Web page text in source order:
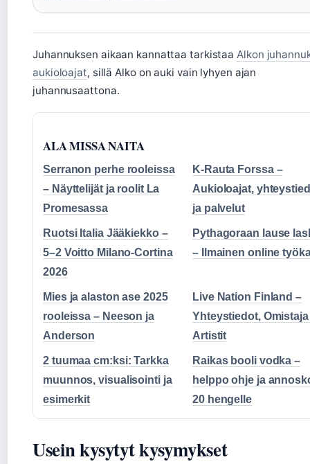
Juhannuksen aikaan kannattaa tarkistaaAlkon
aukioloajat, sillä Alko on auki vain lyhyen ajan
juhannusaattona.
ALA MISSA NAITA
Serranon perhe rooleissa
– Näyttelijät ja roolit La
Promesassa
K-Rauta Forssa –
Aukioloajat,
ja palvelut
Ruotsi Italia Jääkiekko –
5–2 Voitto Milano-Cortina
2026
Pythagoraan lause
– Ilmainen online
Mies ja alaston ase 2025
rooleissa – Neeson ja
Anderson
Live Nation Finland –
Yhteystiedot, Omistaja
Artistit
2 tuumaa cm:ksi: Tarkka
muunnos, visualisointi ja
esimerkit
Raikas booli vodka –
helppo ohje ja
20 hengelle
Usein kysytyt kysymykset